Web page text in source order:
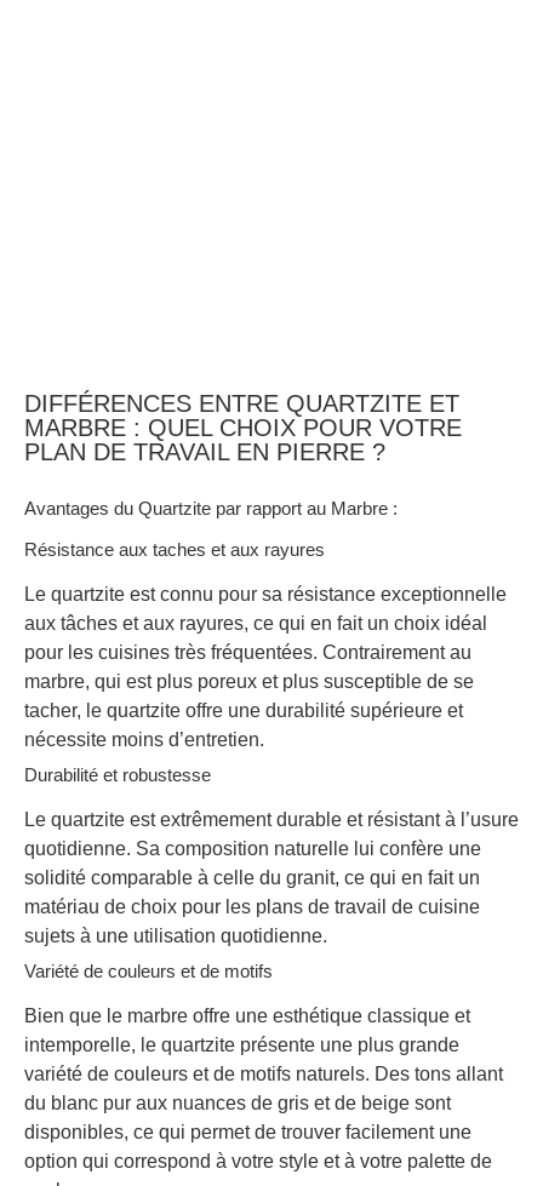
DIFFÉRENCES ENTRE QUARTZITE ET
MARBRE : QUEL CHOIX POUR VOTRE
PLAN DE TRAVAIL EN PIERRE ?
Avantages du Quartzite par rapport au Marbre :
Résistance aux taches et aux rayures
Le quartzite est connu pour sa résistance exceptionnelle
aux tâches et aux rayures, ce qui en fait un choix idéal
pour les cuisines très fréquentées. Contrairement au
marbre, qui est plus poreux et plus susceptible de se
tacher, le quartzite offre une durabilité supérieure et
nécessite moins d’entretien.
Durabilité et robustesse
Le quartzite est extrêmement durable et résistant à l’usure
quotidienne. Sa composition naturelle lui confère une
solidité comparable à celle du granit, ce qui en fait un
matériau de choix pour les plans de travail de cuisine
sujets à une utilisation quotidienne.
Variété de couleurs et de motifs
Bien que le marbre offre une esthétique classique et
intemporelle, le quartzite présente une plus grande
variété de couleurs et de motifs naturels. Des tons allant
du blanc pur aux nuances de gris et de beige sont
disponibles, ce qui permet de trouver facilement une
option qui correspond à votre style et à votre palette de